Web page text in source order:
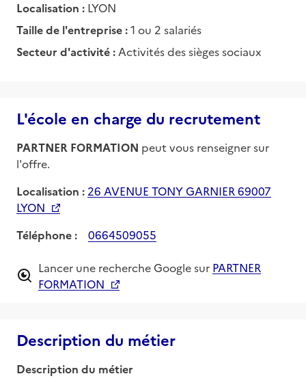
Localisation : LYON
Taille de l'entreprise :1 ou 2 salariés
Secteur d'activité : Activités des sièges sociaux
L'école en charge du recrutement
PARTNER FORMATION peut vous renseigner sur
l'offre.
Localisation : 26 AVENUE TONY GARNIER 69007
LYON
Téléphone :
0664509055
Lancer une recherche Google sur PARTNER
FORMATION
Description du métier
Description du métier